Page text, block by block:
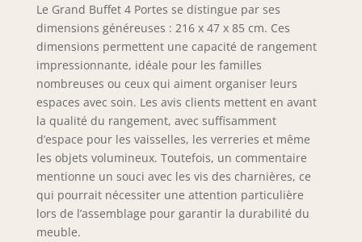
Le Grand Buffet 4 Portes se distingue par ses
dimensions généreuses : 216 x 47 x 85 cm. Ces
dimensions permettent une capacité de rangement
impressionnante, idéale pour les familles
nombreuses ou ceux qui aiment organiser leurs
espaces avec soin. Les avis clients mettent en avant
la qualité du rangement, avec suffisamment
d’espace pour les vaisselles, les verreries et même
les objets volumineux. Toutefois, un commentaire
mentionne un souci avec les vis des charnières, ce
qui pourrait nécessiter une attention particulière
lors de l’assemblage pour garantir la durabilité du
meuble.